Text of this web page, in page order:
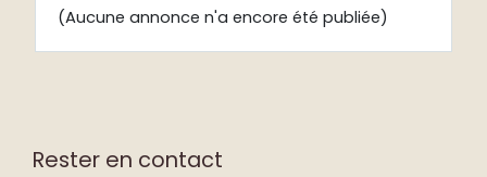
(Aucune annonce n'a encore été publiée)
Rester en contact